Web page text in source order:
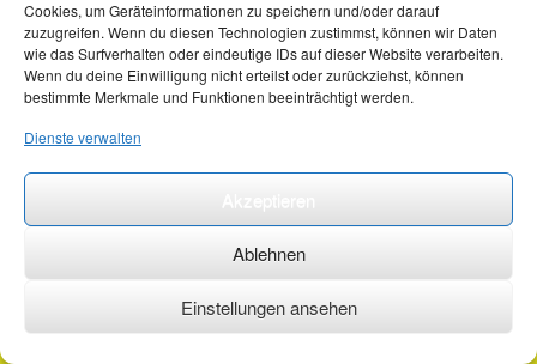
Cookies, um Geräteinformationen zu speichern und/oder darauf
zuzugreifen. Wenn du diesen Technologien zustimmst, können wir Daten
wie das Surfverhalten oder eindeutige IDs auf dieser Website verarbeiten.
Wenn du deine Einwilligung nicht erteilst oder zurückziehst, können
bestimmte Merkmale und Funktionen beeinträchtigt werden.
Dienste verwalten
Ablehnen
Einstellungen ansehen
©2026 ·erstehilfekurs-mauch.de ·AGB ·Datenschutzerklärung ·Impressum ·